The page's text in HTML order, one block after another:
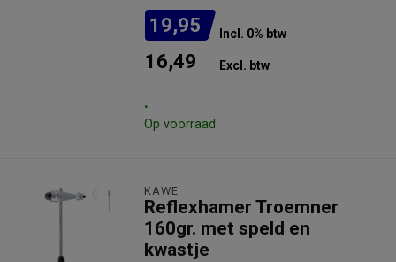
19,95 Incl. 0% btw
16,49 Excl. btw
.
Op voorraad
KAWE
Reflexhamer Troemner
160gr. met speld en
kwastje